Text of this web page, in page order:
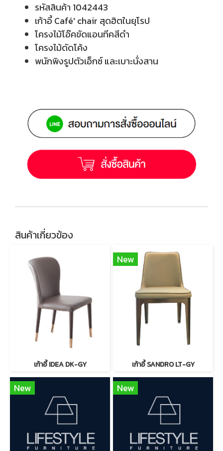
รหัสสินค้า 1042443
เก้าอี้ Café' chair สุดฮิตในยุโรป
โครงไม้โอ๊คขัดแอนทีคสีดำ
โครงไม้ดัดโค้ง
พนักพิงรูปตัวเอ็กซ์ และเบาะนั่งสาน
สินค้าเกี่ยวข้อง
เก้าอี้ IDEA DK-GY
New
เก้าอี้ SANDRO LT-GY
New New